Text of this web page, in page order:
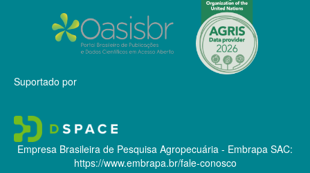
Suportado por
Empresa Brasileira de Pesquisa Agropecuária - Embrapa SAC:
https://www.embrapa.br/fale-conosco